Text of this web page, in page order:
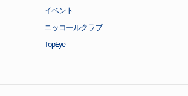
イベント
ニッコールクラブ
TopEye